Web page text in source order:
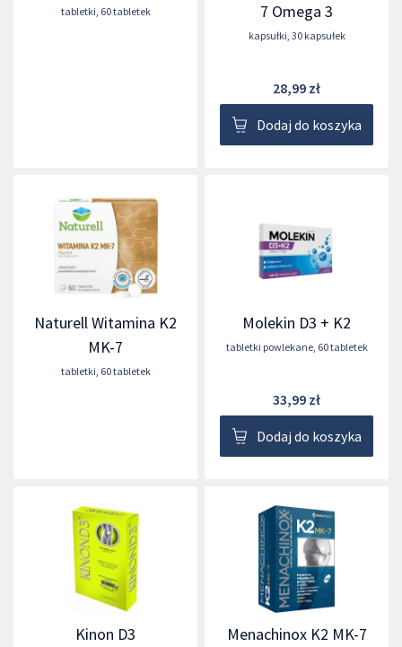
tabletki, 60 tabletek
7 Omega 3
kapsułki, 30 kapsułek
28,99 zł
Dodaj do koszyka
Naturell Witamina K2
MK-7
tabletki, 60 tabletek
Molekin D3 + K2
tabletki powlekane, 60 tabletek
33,99 zł
Dodaj do koszyka
Kinon D3 Menachinox K2 MK-7